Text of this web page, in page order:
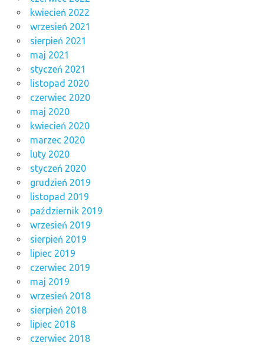
kwiecień 2022
wrzesień 2021
sierpień 2021
maj 2021
styczeń 2021
listopad 2020
czerwiec 2020
maj 2020
kwiecień 2020
marzec 2020
luty 2020
styczeń 2020
grudzień 2019
listopad 2019
październik 2019
wrzesień 2019
sierpień 2019
lipiec 2019
czerwiec 2019
maj 2019
wrzesień 2018
sierpień 2018
lipiec 2018
czerwiec 2018